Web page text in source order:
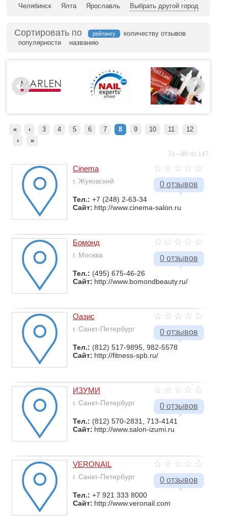
Челябинск
Ялта Ярославль Выбрать другой город
Сортировать по рейтингу
количеству отзывов
популярности
названию
« ‹ 3 4 5 6 7 8 9 10 11
12
›
»
71—80 из 147.
0 отзывов
Cinema
г. Жуковский
Тел.: +7 (248) 2-63-34
Сайт: http://www.cinema-salon.ru
0 отзывов
Бомонд
г. Москва
Тел.: (495) 675-46-26
Сайт: http://www.bomondbeauty.ru/
0 отзывов
Оазис
г. Санкт-Петербург
Тел.: (812) 517-9895, 982-5578
Сайт: http://fitness-spb.ru/
0 отзывов
ИЗУМИ
г. Санкт-Петербург
Тел.: (812) 570-2831, 713-4141
Сайт: http://www.salon-izumi.ru
0 отзывов
VERONAIL
г. Санкт-Петербург
Тел.: +7 921 333 8000
Сайт: http://www.veronail.com